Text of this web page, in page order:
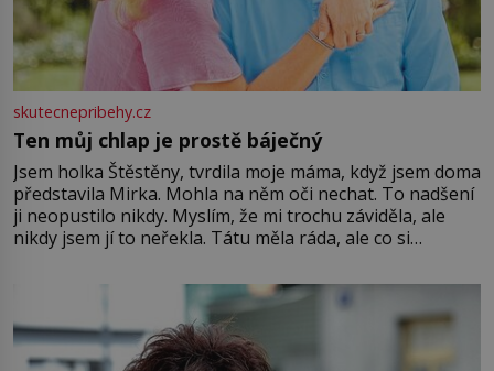
skutecnepribehy.cz
Ten můj chlap je prostě báječný
Jsem holka Štěstěny, tvrdila moje máma, když jsem doma
představila Mirka. Mohla na něm oči nechat. To nadšení
ji neopustilo nikdy. Myslím, že mi trochu záviděla, ale
nikdy jsem jí to neřekla. Tátu měla ráda, ale co si
Jsme spolu moc rádi Tehdy byla jiná doba, když